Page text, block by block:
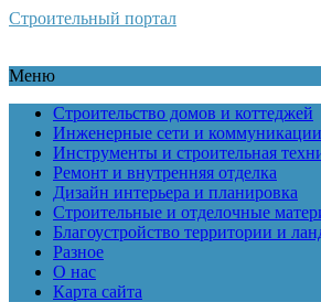
Строительный портал
Меню
Строительство домов и коттеджей
Инженерные сети и коммуникации
Инструменты и строительная
Ремонт и внутренняя отделка
Дизайн интерьера и планировка
Строительные и отделочные
Благоустройство территории и
Разное
О нас
Карта сайта